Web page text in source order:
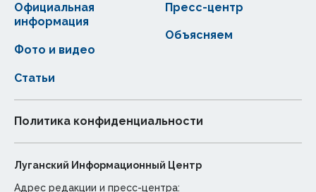
Статьи
Официальная
информация
Фото и видео
Пресс-центр
Объясняем
Политика конфиденциальности
Луганский Информационный Центр
Адрес редакции и пресс-центра: